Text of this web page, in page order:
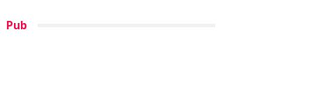
Pub